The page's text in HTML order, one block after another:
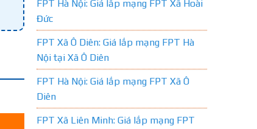
FPT Hà Nội: Giá lắp mạng FPT Xã Hoài
Đức
FPT Xã Ô Diên: Giá lắp mạng FPT Hà
Nội tại Xã Ô Diên
FPT Hà Nội: Giá lắp mạng FPT Xã Ô
Diên
FPT Xã Liên Minh: Giá lắp mạng FPT